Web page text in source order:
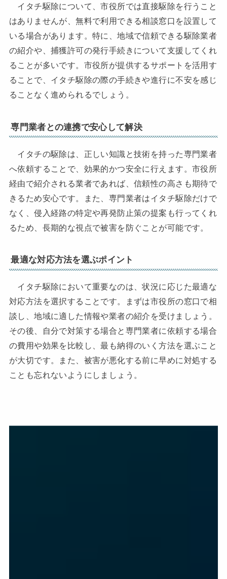
イタチ駆除について、市役所では直接駆除を行うこと
はありませんが、無料で利用できる相談窓口を設置して
いる場合があります。特に、地域で信頼できる駆除業者
の紹介や、捕獲許可の発行手続きについて支援してくれ
ることが多いです。市役所が提供するサポートを活用す
ることで、イタチ駆除の際の手続きや進行に不安を感じ
ることなく進められるでしょう。
専門業者との連携で安心して解決
イタチの駆除は、正しい知識と技術を持った専門業者
へ依頼することで、効果的かつ安全に行えます。市役所
経由で紹介される業者であれば、信頼性の高さも期待で
きるため安心です。また、専門業者はイタチ駆除だけで
なく、侵入経路の特定や再発防止策の提案も行ってくれ
るため、長期的な視点で被害を防ぐことが可能です。
最適な対応方法を選ぶポイント
イタチ駆除において重要なのは、状況に応じた最適な
対応方法を選択することです。まずは市役所の窓口で相
談し、地域に適した情報や業者の紹介を受けましょう。
その後、自分で対策する場合と専門業者に依頼する場合
の費用や効果を比較し、最も納得のいく方法を選ぶこと
が大切です。また、被害が悪化する前に早めに対処する
ことも忘れないようにしましょう。